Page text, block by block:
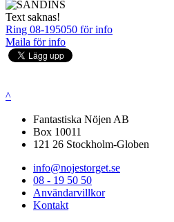
Text saknas!
Ring 08-195050 för info
Maila för info
^
Fantastiska Nöjen AB
Box 10011
121 26 Stockholm-Globen
info@nojestorget.se
08 - 19 50 50
Användarvillkor
Kontakt